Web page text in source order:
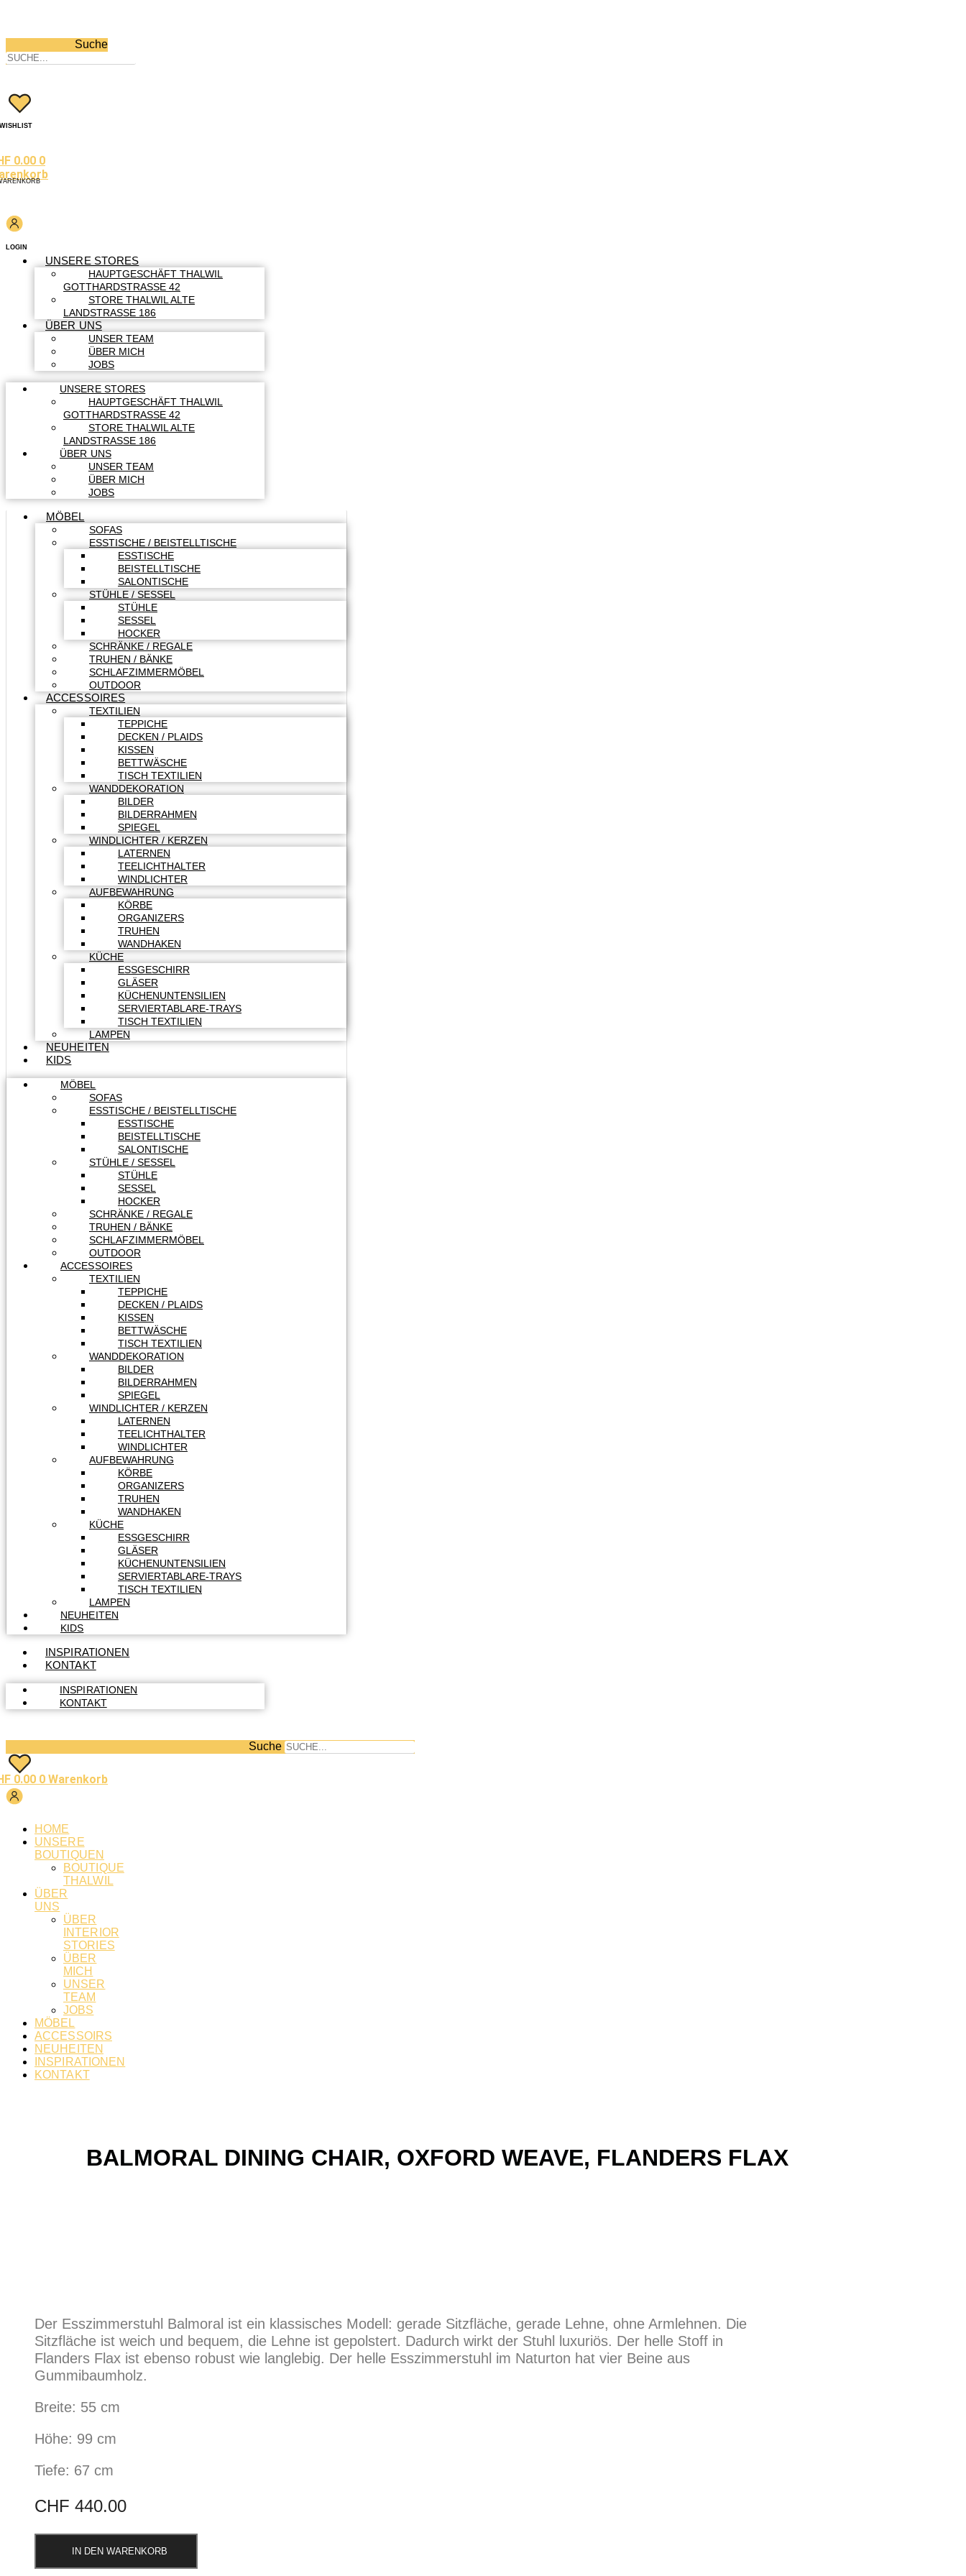
Suche
WISHLIST
0.00 0
LOGIN
UNSERE STORES
HAUPTGESCHÄFT THALWIL
GOTTHARDSTRASSE 42
STORE THALWIL ALTE
LANDSTRASSE 186
ÜBER UNS
UNSER TEAM
ÜBER MICH
JOBS
UNSERE STORES
HAUPTGESCHÄFT THALWIL
GOTTHARDSTRASSE 42
STORE THALWIL ALTE
LANDSTRASSE 186
ÜBER UNS
UNSER TEAM
ÜBER MICH
JOBS
MÖBEL
SOFAS
ESSTISCHE / BEISTELLTISCHE
ESSTISCHE
BEISTELLTISCHE
SALONTISCHE
STÜHLE / SESSEL
STÜHLE
SESSEL
HOCKER
SCHRÄNKE / REGALE
TRUHEN / BÄNKE
SCHLAFZIMMERMÖBEL
OUTDOOR
ACCESSOIRES
TEXTILIEN
TEPPICHE
DECKEN / PLAIDS
KISSEN
BETTWÄSCHE
TISCH TEXTILIEN
WANDDEKORATION
BILDER
BILDERRAHMEN
SPIEGEL
WINDLICHTER / KERZEN
LATERNEN
TEELICHTHALTER
WINDLICHTER
AUFBEWAHRUNG
KÖRBE
ORGANIZERS
TRUHEN
WANDHAKEN
KÜCHE
ESSGESCHIRR
GLÄSER
KÜCHENUNTENSILIEN
SERVIERTABLARE-TRAYS
TISCH TEXTILIEN
LAMPEN
NEUHEITEN
KIDS
MÖBEL
SOFAS
ESSTISCHE / BEISTELLTISCHE
ESSTISCHE
BEISTELLTISCHE
SALONTISCHE
STÜHLE / SESSEL
STÜHLE
SESSEL
HOCKER
SCHRÄNKE / REGALE
TRUHEN / BÄNKE
SCHLAFZIMMERMÖBEL
OUTDOOR
ACCESSOIRES
TEXTILIEN
TEPPICHE
DECKEN / PLAIDS
KISSEN
BETTWÄSCHE
TISCH TEXTILIEN
WANDDEKORATION
BILDER
BILDERRAHMEN
SPIEGEL
WINDLICHTER / KERZEN
LATERNEN
TEELICHTHALTER
WINDLICHTER
AUFBEWAHRUNG
KÖRBE
ORGANIZERS
TRUHEN
WANDHAKEN
KÜCHE
ESSGESCHIRR
GLÄSER
KÜCHENUNTENSILIEN
SERVIERTABLARE-TRAYS
TISCH TEXTILIEN
LAMPEN
NEUHEITEN
KIDS
INSPIRATIONEN
KONTAKT
INSPIRATIONEN
KONTAKT
Suche
0.00 0 Warenkorb
HOME
UNSERE
BOUTIQUEN
BOUTIQUE
THALWIL
ÜBER
UNS
ÜBER
INTERIOR
STORIES
ÜBER
MICH
UNSER
TEAM
JOBS
MÖBEL
ACCESSOIRS
NEUHEITEN
INSPIRATIONEN
KONTAKT
BALMORAL DINING CHAIR, OXFORD WEAVE, FLANDERS FLAX
Der Esszimmerstuhl Balmoral ist ein klassisches Modell: gerade Sitzfläche, gerade Lehne, ohne Armlehnen. Die
Sitzfläche ist weich und bequem, die Lehne ist gepolstert. Dadurch wirkt der Stuhl luxuriös. Der helle Stoff in
Flanders Flax ist ebenso robust wie langlebig. Der helle Esszimmerstuhl im Naturton hat vier Beine aus
Gummibaumholz.
Breite: 55 cm
Höhe: 99 cm
Tiefe: 67 cm
CHF 440.00
IN DEN WARENKORB